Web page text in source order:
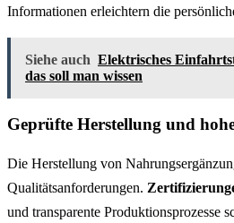
Informationen erleichtern die
Siehe auch Elektrisches
das soll man wissen
Geprüfte Herstellung und
Die Herstellung von
Qualitätsanforderungen.
und transparente Produktionsprozesse